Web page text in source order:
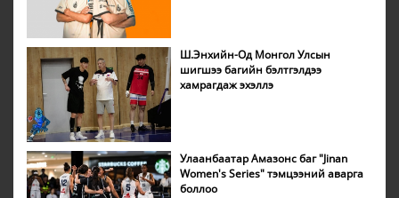
Ш.Энхийн-Од Монгол Улсын
шигшээ багийн бэлтгэлдээ
хамрагдаж эхэллэ
Улаанбаатар Амазонс баг "Jinan
Women's Series" тэмцээний аварга
боллоо